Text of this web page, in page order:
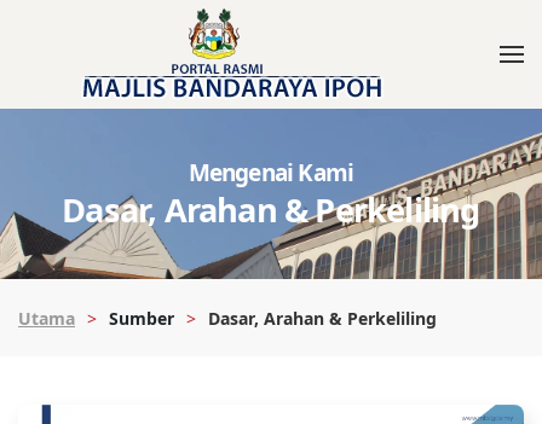
Mengenai Kami
Dasar, Arahan & Perkeliling
Utama Sumber Dasar, Arahan & Perkeliling